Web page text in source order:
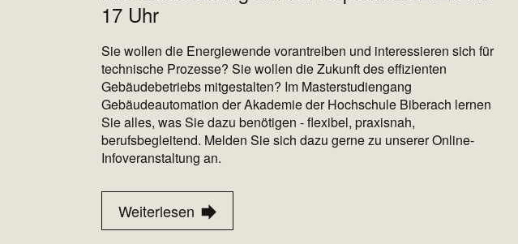
17 Uhr
Sie wollen die Energiewende vorantreiben und interessieren sich für
technische Prozesse? Sie wollen die Zukunft des effizienten
Gebäudebetriebs mitgestalten? Im Masterstudiengang
Gebäudeautomation der Akademie der Hochschule Biberach lernen
Sie alles, was Sie dazu benötigen - flexibel, praxisnah,
berufsbegleitend. Melden Sie sich dazu gerne zu unserer Online-
Infoveranstaltung an.
Weiterlesen